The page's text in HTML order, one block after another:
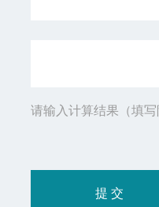
请输入计算结果（填